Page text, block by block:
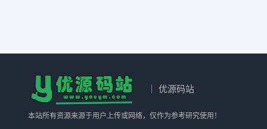
｜ 优源码站
本站所有资源来源于用户上传或网络，仅作为参考研究使用！